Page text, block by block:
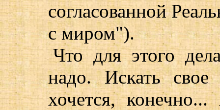
согласованной
с миром").
Что для этого
надо. Искать
хочется,